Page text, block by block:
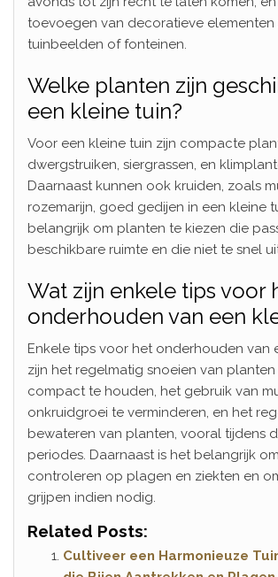
toevoegen van decoratieve elementen
tuinbeelden of fonteinen.
Welke planten zijn
een kleine tuin?
Voor een kleine tuin zijn compacte
dwergstruiken, siergrassen, en
Daarnaast kunnen ook kruiden, zoals
rozemarijn, goed gedijen in een kleine
belangrijk om planten te kiezen die
beschikbare ruimte en die niet te snel
Wat zijn enkele tips voor
onderhouden van een
Enkele tips voor het onderhouden van
zijn het regelmatig snoeien van
compact te houden, het gebruik van
onkruidgroei te verminderen, en het
bewateren van planten, vooral tijdens
periodes. Daarnaast is het belangrijk
controleren op plagen en ziekten en
grijpen indien nodig.
Related Posts:
Cultiveer een Harmonieuze